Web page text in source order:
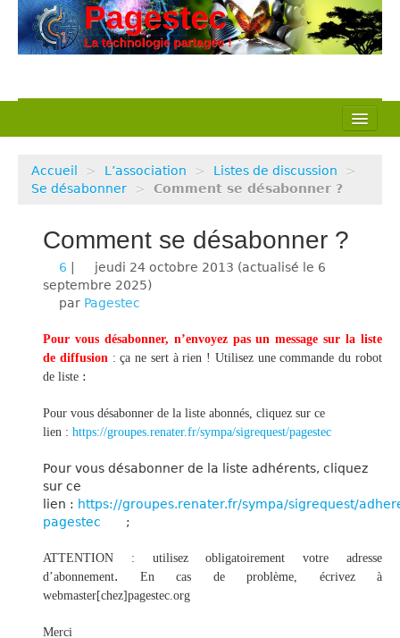
Nos actions
Pédagogie
Ressources
Veille Techno
Accueil > L’association > Listes de discussion
>
Se désabonner
> Comment se désabonner ?
Comment se désabonner ?
6 jeudi 24 octobre 2013 (actualisé le 6
septembre 2025)
par Pagestec
Pour vous désabonner, n’envoyez pas un message sur la liste
de diffusion: ça ne sert à rien ! Utilisez une commande du robot
de liste :
Pour vous désabonner de la liste abonnés, cliquez sur ce
lien : https://groupes.renater.fr/sympa/sigrequest/pagestec
Pour vous désabonner de la liste adhérents, cliquez
sur ce
lien : https://groupes.renater.fr/sympa/sigrequest/
pagestec
;
ATTENTION : utilisez obligatoirement votre adresse
d’abonnement. En cas de problème, écrivez à
webmaster[chez]pagestec.org
Merci